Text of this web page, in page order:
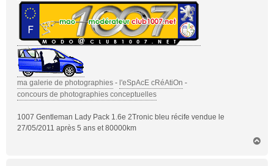
ma galerie de photographies - l'eSpAcE cRéAtiOn -
concours de photographies conceptuelles
1007 Gentleman Lady Pack 1.6e 2Tronic bleu récife vendue le
27/05/2011 après 5 ans et 80000km